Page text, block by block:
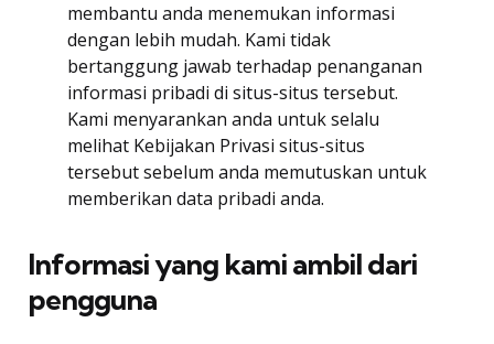
membantu anda menemukan informasi
dengan lebih mudah. Kami tidak
bertanggung jawab terhadap penanganan
informasi pribadi di situs-situs tersebut.
Kami menyarankan anda untuk selalu
melihat Kebijakan Privasi situs-situs
tersebut sebelum anda memutuskan untuk
memberikan data pribadi anda.
Informasi yang kami ambil dari
pengguna